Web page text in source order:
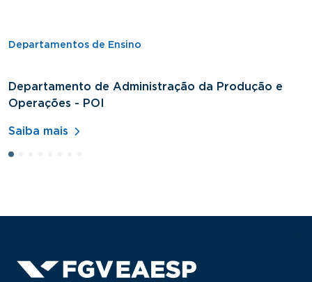
Departamentos de Ensino
Departamento de Administração da Produção e
Operações - POI
Saiba mais